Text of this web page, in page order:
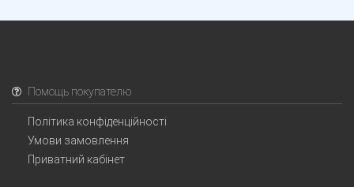
Помощь покупателю
Політика конфіденційності
Умови замовлення
Приватний кабінет